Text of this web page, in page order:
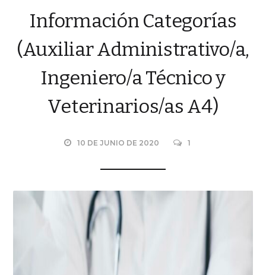
Información Categorías
(Auxiliar Administrativo/a,
Ingeniero/a Técnico y
Veterinarios/as A4)
10 DE JUNIO DE 2020 1